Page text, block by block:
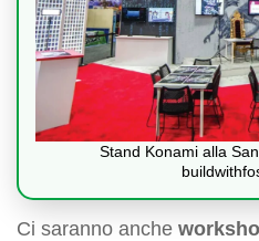
Stand Konami alla
Ci saranno anche